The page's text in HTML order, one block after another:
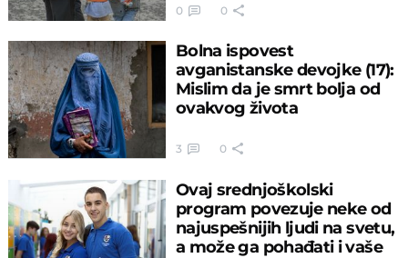
0 0
Bolna ispovest
avganistanske devojke (17):
Mislim da je smrt bolja od
ovakvog života
3 0
Ovaj srednjoškolski
program povezuje neke od
najuspešnijih ljudi na svetu,
a može ga pohađati i vaše